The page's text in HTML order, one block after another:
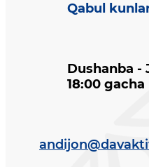
Qabul
Dushanba -
18:00 gacha